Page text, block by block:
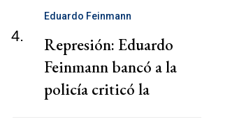
4.
Eduardo Feinmann
Represión: Eduardo
Feinmann bancó a la
policía criticó la